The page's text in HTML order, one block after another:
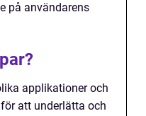
på användarens
applikationer och
att underlätta och